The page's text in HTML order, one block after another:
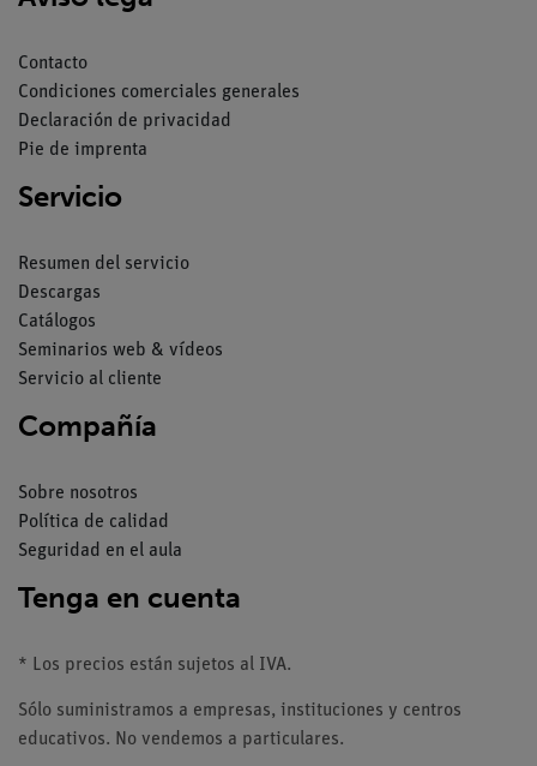
Contacto
Condiciones comerciales generales
Declaración de privacidad
Pie de imprenta
Servicio
Resumen del servicio
Descargas
Catálogos
Seminarios web & vídeos
Servicio al cliente
Compañía
Sobre nosotros
Política de calidad
Seguridad en el aula
Tenga en cuenta
* Los precios están sujetos al IVA.
Sólo suministramos a empresas, instituciones y centros
educativos. No vendemos a particulares.